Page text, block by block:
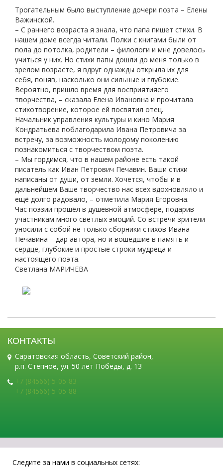
Трогательным было выступление дочери поэта – Елены
Важинской.
– С раннего возраста я знала, что папа пишет стихи. В
нашем доме всегда читали. Полки с книгами были от
пола до потолка, родители – филологи и мне довелось
учиться у них. Но стихи папы дошли до меня только в
зрелом возрасте, я вдруг однажды открыла их для
себя, поняв, насколько они сильные и глубокие.
Вероятно, пришло время для восприятияего
творчества, – сказала Елена Ивановна и прочитала
стихотворение, которое ей посвятил отец.
Начальник управления культуры и кино Мария
Кондратьева поблагодарила Ивана Петровича за
встречу, за возможность молодому поколению
познакомиться с творчеством поэта.
– Мы гордимся, что в нашем районе есть такой
писатель как Иван Петрович Печавин. Ваши стихи
написаны от души, от земли. Хочется, чтобы и в
дальнейшем Ваше творчество нас всех вдохновляло и
ещё долго радовало, – отметила Мария Егоровна.
Час поэзии прошёл в душевной атмосфере, подарив
участникам много светлых эмоций. Со встречи зрители
уносили с собой не только сборники стихов Ивана
Печавина – дар автора, но и вошедшие в память и
сердце, глубокие и простые строки мудреца и
настоящего поэта.
Светлана МАРИЧЕВА
КОНТАКТЫ
Саратовская область, Советский район,
р.п. Степное, ул. 50 лет Победы, д. 13
+7 (84566) 5-05-83
+7 (84566) 5-05-88
Следите за нами в социальных сетях: